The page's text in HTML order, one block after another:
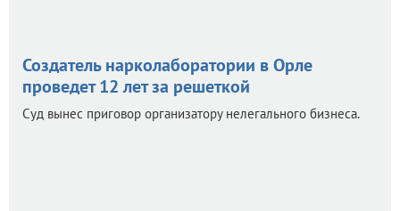
Создатель нарколаборатории в Орле
проведет 12 лет за решеткой
Суд вынес приговор организатору нелегального бизнеса.